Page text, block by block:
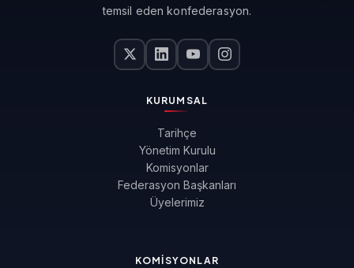
temsil eden konfederasyon.
KURUMSAL
Tarihçe
Yönetim Kurulu
Komisyonlar
Federasyon Başkanları
Üyelerimiz
KOMISYONLAR